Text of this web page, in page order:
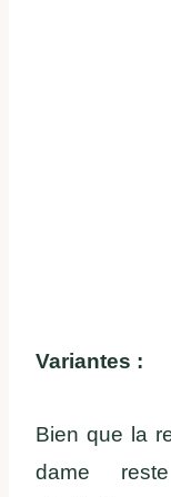
Variantes :
Bien que la
dame